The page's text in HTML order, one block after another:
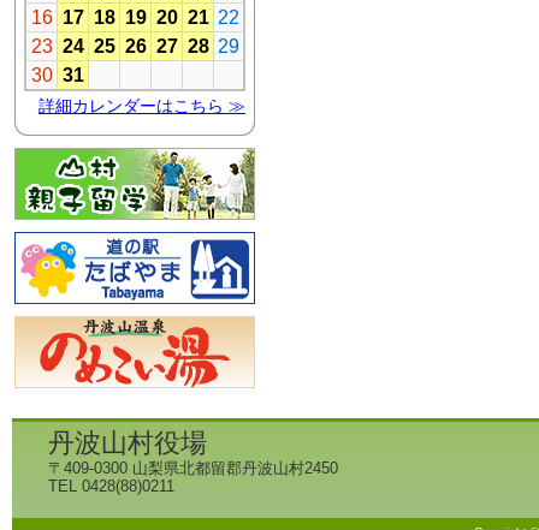
丹波山村役場
〒409-0300 山梨県北都留郡丹波山村2450
TEL 0428(88)0211